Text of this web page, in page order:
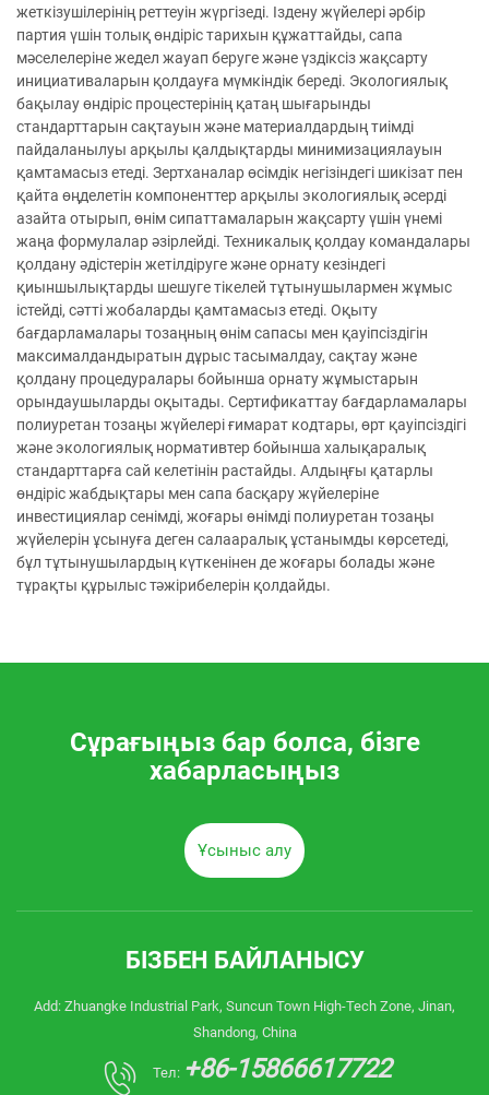
жеткізушілерінің реттеуін жүргізеді. Іздену жүйелері әрбір
партия үшін толық өндіріс тарихын құжаттайды, сапа
мәселелеріне жедел жауап беруге және үздіксіз жақсарту
инициативаларын қолдауға мүмкіндік береді. Экологиялық
бақылау өндіріс процестерінің қатаң шығарынды
стандарттарын сақтауын және материалдардың тиімді
пайдаланылуы арқылы қалдықтарды минимизациялауын
қамтамасыз етеді. Зертханалар өсімдік негізіндегі шикізат пен
қайта өңделетін компоненттер арқылы экологиялық әсерді
азайта отырып, өнім сипаттамаларын жақсарту үшін үнемі
жаңа формулалар әзірлейді. Техникалық қолдау командалары
қолдану әдістерін жетілдіруге және орнату кезіндегі
қиыншылықтарды шешуге тікелей тұтынушылармен жұмыс
істейді, сәтті жобаларды қамтамасыз етеді. Оқыту
бағдарламалары тозаңның өнім сапасы мен қауіпсіздігін
максималдандыратын дұрыс тасымалдау, сақтау және
қолдану процедуралары бойынша орнату жұмыстарын
орындаушыларды оқытады. Сертификаттау бағдарламалары
полиуретан тозаңы жүйелері ғимарат кодтары, өрт қауіпсіздігі
және экологиялық нормативтер бойынша халықаралық
стандарттарға сай келетінін растайды. Алдыңғы қатарлы
өндіріс жабдықтары мен сапа басқару жүйелеріне
инвестициялар сенімді, жоғары өнімді полиуретан тозаңы
жүйелерін ұсынуға деген салааралық ұстанымды көрсетеді,
бұл тұтынушылардың күткенінен де жоғары болады және
тұрақты құрылыс тәжірибелерін қолдайды.
Сұрағыңыз бар болса, бізге
хабарласыңыз
Ұсыныс алу
БІЗБЕН БАЙЛАНЫСУ
Add: Zhuangke Industrial Park, Suncun Town High-Tech Zone, Jinan,
Shandong, China
Тел: +86-15866617722